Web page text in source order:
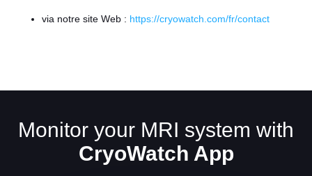
via notre site Web : https://cryowatch.com/fr/contact
Monitor your MRI system with
CryoWatch App